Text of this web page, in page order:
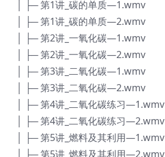
│ ├─ 第1讲_碳的单质—1.wmv
│ ├─ 第1讲_碳的单质—2.wmv
│ ├─ 第2讲_一氧化碳—1.wmv
│ ├─ 第2讲_一氧化碳—2.wmv
│ ├─ 第3讲_二氧化碳—1.wmv
│ ├─ 第3讲_二氧化碳—2.wmv
│ ├─ 第4讲_二氧化碳练习—1.wmv
│ ├─ 第4讲_二氧化碳练习—2.wmv
│ ├─ 第5讲_燃料及其利用—1.wmv
│ ├─ 第5讲_燃料及其利用—2.wmv